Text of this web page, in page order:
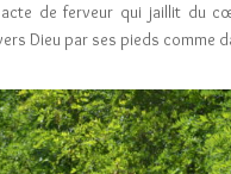
acte de ferveur qui jaillit du
Dieu par ses pieds comme